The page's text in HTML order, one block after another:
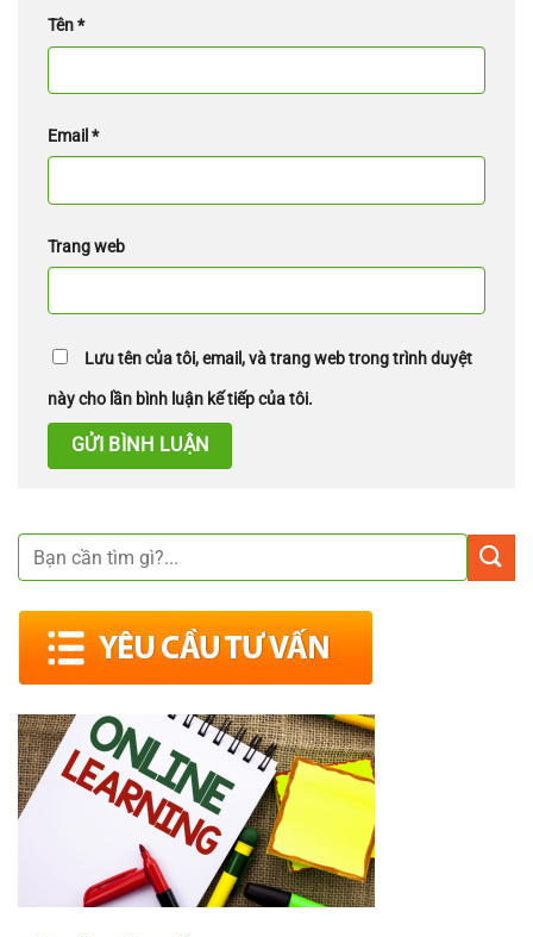
Tên*
Email *
Trang web
Lưu tên của tôi, email, và trang web trong trình duyệt
này cho lần bình luận kế tiếp của tôi.